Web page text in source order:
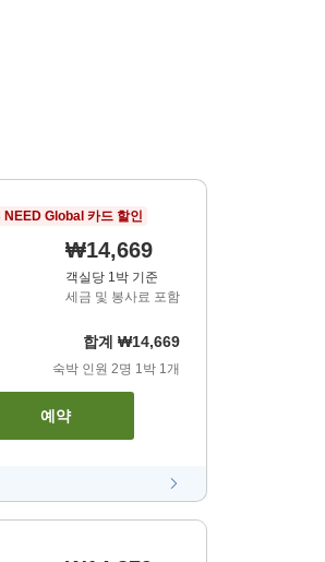
NEED Global 카드 할인
₩14,669
객실당 1박 기준
세금 및 봉사료 포함
합계 ₩14,669
숙박 인원 2명 1박 1개
예약